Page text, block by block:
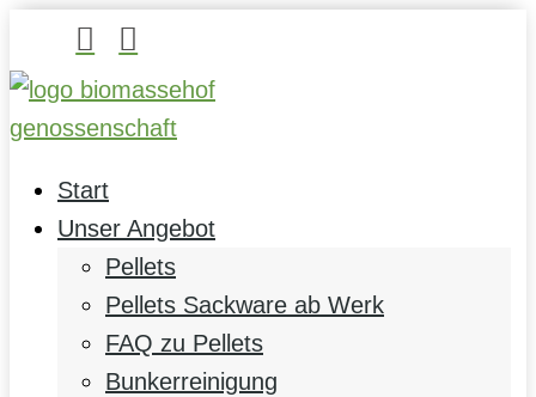
 
Start
Unser Angebot
Pellets
Pellets Sackware ab Werk
FAQ zu Pellets
Bunkerreinigung